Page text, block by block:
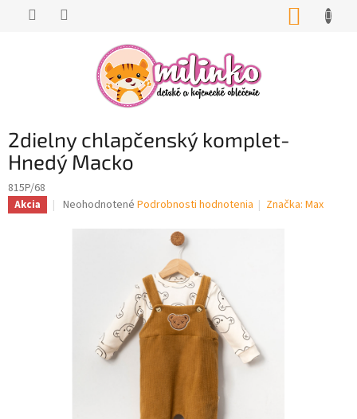
2dielny chlapčenský komplet-
Hnedý Macko
815P/68
Akcia
Priemerné
produktu
Neohodnotené Podrobnosti hodnotenia Značka:Max